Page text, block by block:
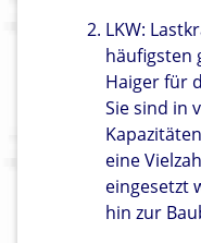
LKW:
häufigsten
Haiger für
Sie sind in
eine
eingesetzt
hin zur